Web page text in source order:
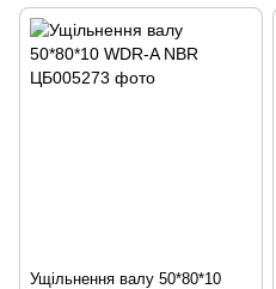
Ущільнення валу 50*80*10